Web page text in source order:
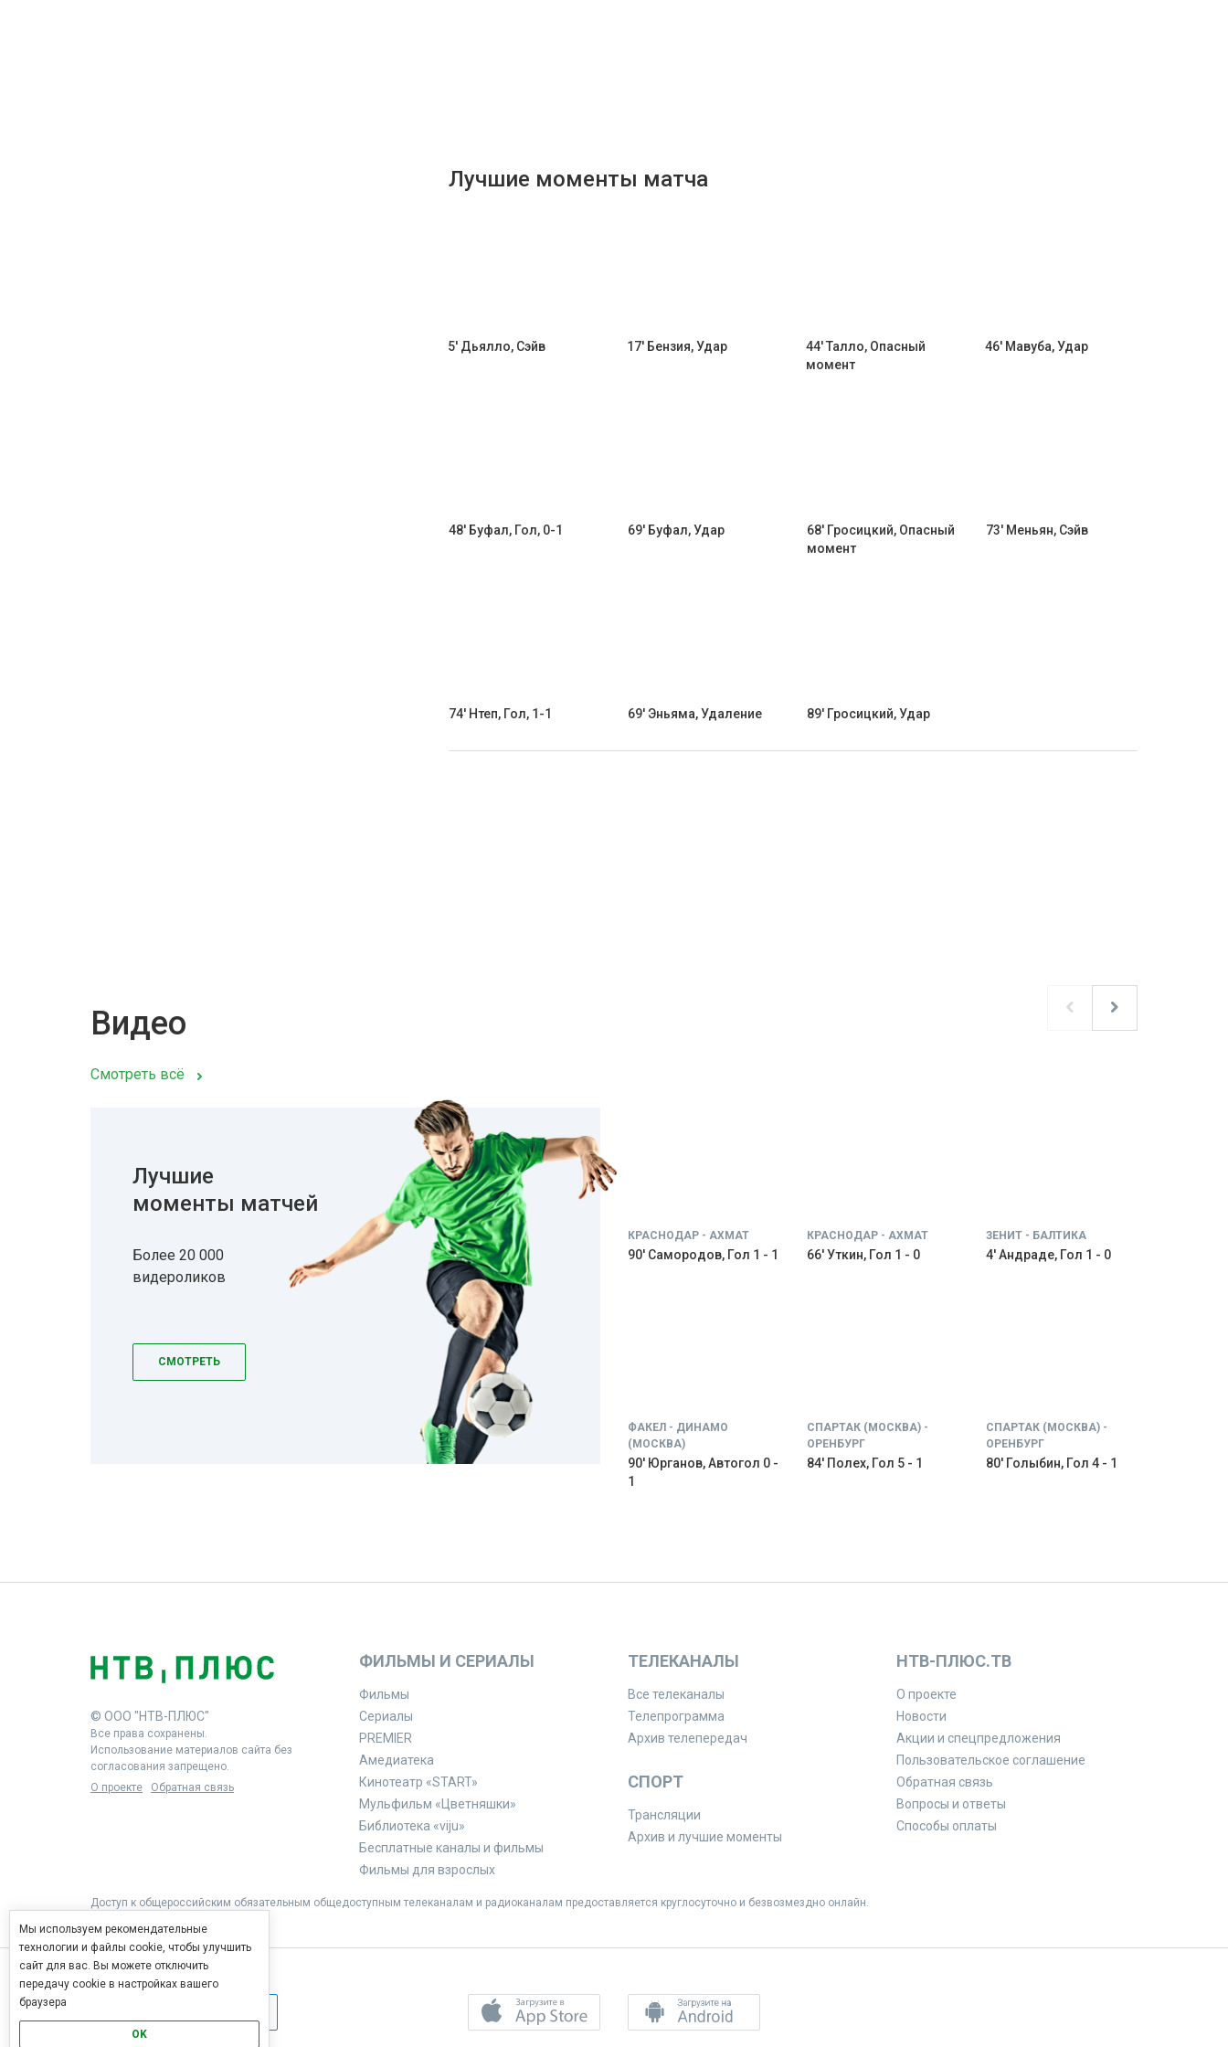
Лучшие моменты матча
5' Дьялло, Сэйв 17' Бензия, Удар
44' Талло, Опасный
момент
46' Мавуба, Удар
48' Буфал, Гол, 0-1 69' Буфал, Удар
68' Гросицкий, Опасный
момент
73' Меньян, Сэйв
74' Нтеп, Гол, 1-1 69' Эньяма, Удаление 89' Гросицкий, Удар
Видео
Смотреть всё
Лучшие
моменты матчей
Более 20 000
видероликов
СМОТРЕТЬ
КРАСНОДАР - АХМАТ
90' Самородов, Гол 1 - 1
КРАСНОДАР - АХМАТ
66' Уткин, Гол 1 - 0
ЗЕНИТ - БАЛТИКА
4' Андраде, Гол 1 - 0
ФАКЕЛ - ДИНАМО
(МОСКВА)
90' Юрганов, Автогол 0 -
1
СПАРТАК (МОСКВА) -
ОРЕНБУРГ
84' Полех, Гол 5 - 1
СПАРТАК (МОСКВА) -
ОРЕНБУРГ
80' Голыбин, Гол 4 - 1
© ООО "НТВ-ПЛЮС"
Все права сохранены.
Использование материалов сайта без
согласования запрещено.
О проекте
Обратная связь
ФИЛЬМЫ И СЕРИАЛЫ
Фильмы
Сериалы
PREMIER
Амедиатека
Кинотеатр «START»
Мульфильм «Цветняшки»
Библиотека «viju»
Бесплатные каналы и фильмы
Фильмы для взрослых
ТЕЛЕКАНАЛЫ
Все телеканалы
Телепрограмма
Архив телепередач
СПОРТ
Трансляции
Архив и лучшие моменты
НТВ-ПЛЮС.ТВ
О проекте
Новости
Акции и спецпредложения
Пользовательское соглашение
Обратная связь
Вопросы и ответы
Способы оплаты
Доступ к общероссийским обязательным общедоступным телеканалам и радиоканалам предоставляется круглосуточно и безвозмездно онлайн.
Мы используем рекомендательные
технологии и файлы cookie, чтобы улучшить
сайт для вас. Вы можете отключить
передачу cookie в настройках вашего
браузера
OK